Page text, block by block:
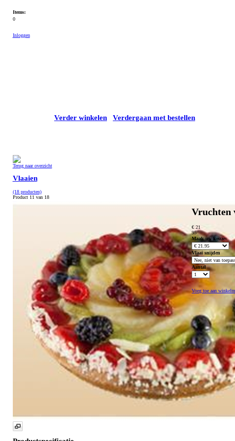
Items:
0
Inloggen
Verder winkelen Verdergaan met bestellen
Terug naar overzicht
Vlaaien
(18 producten)
Product 11 van 18
Vruchten
€ 21
95
Maak uw keuze:
Vlaai snijden
Aantal
Voeg toe aan